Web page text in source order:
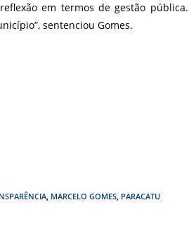
em termos de gestão pública.
sentenciou Gomes.
, MARCELO GOMES, PARACATU